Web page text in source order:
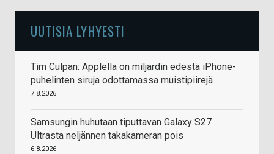
UUTISIA LYHYESTI
Tim Culpan: Applella on miljardin edestä iPhone-
puhelinten siruja odottamassa muistipiirejä
7.8.2026
Samsungin huhutaan tiputtavan Galaxy S27
Ultrasta neljännen takakameran pois
6.8.2026